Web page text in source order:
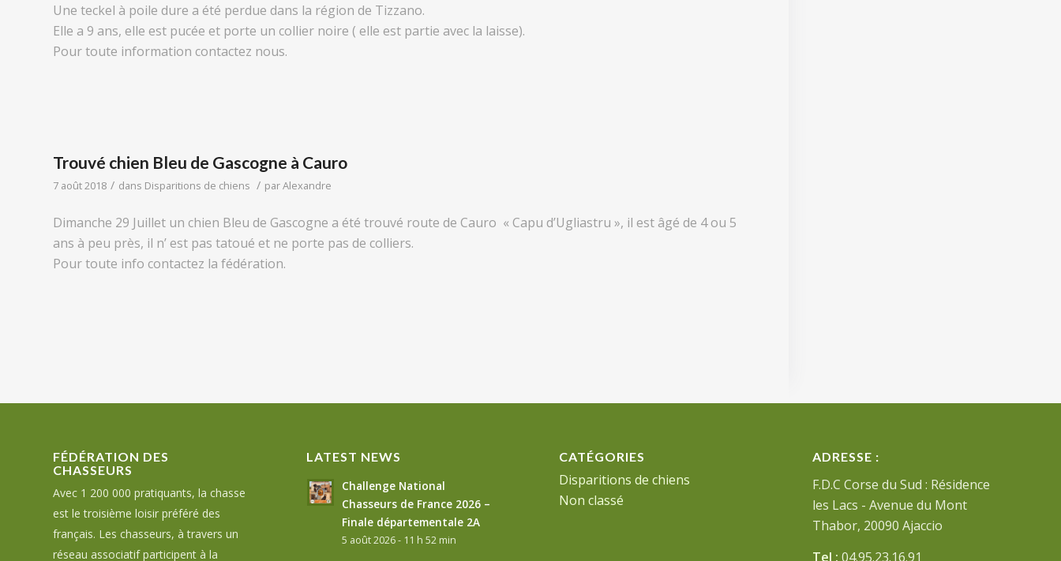
Une teckel à poile dure a été perdue dans la région de Tizzano.
Elle a 9 ans, elle est pucée et porte un collier noire ( elle est partie avec la laisse).
Pour toute information contactez nous.
Trouvé chien Bleu de Gascogne à Cauro
7 août 2018 / dans Disparitions de chiens / parAlexandre
Dimanche 29 Juillet un chien Bleu de Gascogne a été trouvé route de Cauro « Capu d’Ugliastru », il est âgé de 4 ou 5
ans à peu près, il n’ est pas tatoué et ne porte pas de colliers.
Pour toute info contactez la fédération.
FÉDÉRATION DES
CHASSEURS
Avec 1 200 000 pratiquants, la chasse
est le troisième loisir préféré des
français. Les chasseurs, à travers un
réseau associatif participent à la
LATEST NEWS
Challenge National
Chasseurs de France 2026 –
Finale départementale 2A
5 août 2026 - 11 h 52 min
CATÉGORIES
Disparitions de chiens
Non classé
ADRESSE :
F.D.C Corse du Sud : Résidence
les Lacs - Avenue du Mont
Thabor, 20090 Ajaccio
Tel : 04.95.23.16.91